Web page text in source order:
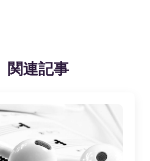
関連記事